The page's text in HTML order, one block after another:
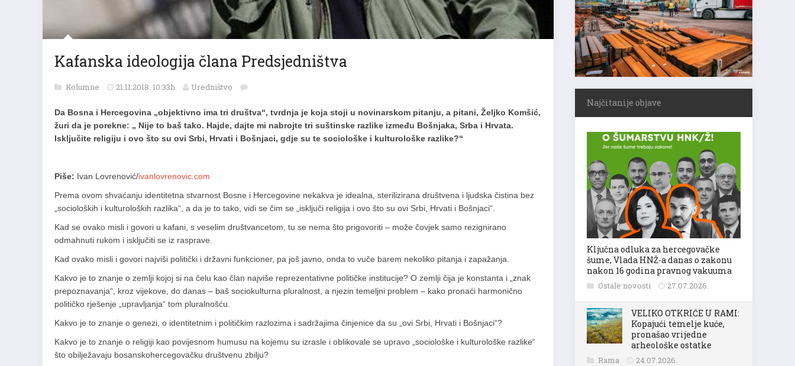
Kafanska ideologija člana Predsjedništva
Kolumne 21.11.2018. 10:33h Uredništvo
Da Bosna i Hercegovina „objektivno ima tri društva“, tvrdnja je koja stoji u novinarskom pitanju, a pitani, Željko Komšić,
žuri da je porekne: „ Nije to baš tako. Hajde, dajte mi nabrojte tri suštinske razlike između Bošnjaka, Srba i Hrvata.
Isključite religiju i ovo što su ovi Srbi, Hrvati i Bošnjaci, gdje su te sociološke i kulturološke razlike?“
Piše: Ivan Lovrenović/ivanlovrenovic.com
Prema ovom shvaćanju identitetna stvarnost Bosne i Hercegovine nekakva je idealna, sterilizirana društvena i ljudska čistina bez
„socioloških i kulturoloških razlika“, a da je to tako, vidi se čim se „isključi religija i ovo što su ovi Srbi, Hrvati i Bošnjaci“.
Kad se ovako misli i govori u kafani, s veselim društvancetom, tu se nema što prigovoriti – može čovjek samo rezignirano
odmahnuti rukom i isključiti se iz rasprave.
Kad ovako misli i govori najviši politički i državni funkcioner, pa još javno, onda to vuče barem nekoliko pitanja i zapažanja.
Kakvo je to znanje o zemlji kojoj si na čelu kao član najviše reprezentativne političke institucije? O zemlji čija je konstanta i „znak
prepoznavanja“, kroz vijekove, do danas – baš sociokulturna pluralnost, a njezin temeljni problem – kako pronaći harmonično
političko rješenje „upravljanja“ tom pluralnošću.
Kakvo je to znanje o genezi, o identitetnim i političkim razlozima i sadržajima činjenice da su „ovi Srbi, Hrvati i Bošnjaci“?
Kakvo je to znanje o religiji kao povijesnom humusu na kojemu su izrasle i oblikovale se upravo „sociološke i kulturološke razlike“
što obilježavaju bosanskohercegovačku društvenu zbilju?
Najčitanije objave
Ključna odluka za hercegovačke
šume, Vlada HNŽ-a danas o zakonu
nakon 16 godina pravnog vakuuma
Ostale novosti 27.07.2026.
VELIKO OTKRIĆE U RAMI:
Kopajući temelje kuće,
pronašao vrijedne
arheološke ostatke
Rama 24.07.2026.